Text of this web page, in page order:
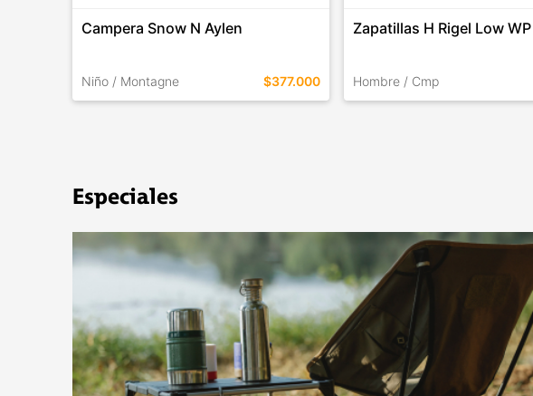
Campera Snow N Aylen
Niño / Montagne $377.000
Zapatillas H Rigel Low WP
Hombre / Cmp
Especiales